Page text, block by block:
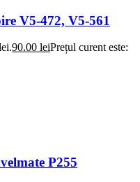
V5-472, V5-561
90.00 leiPrețul curent este:
P255